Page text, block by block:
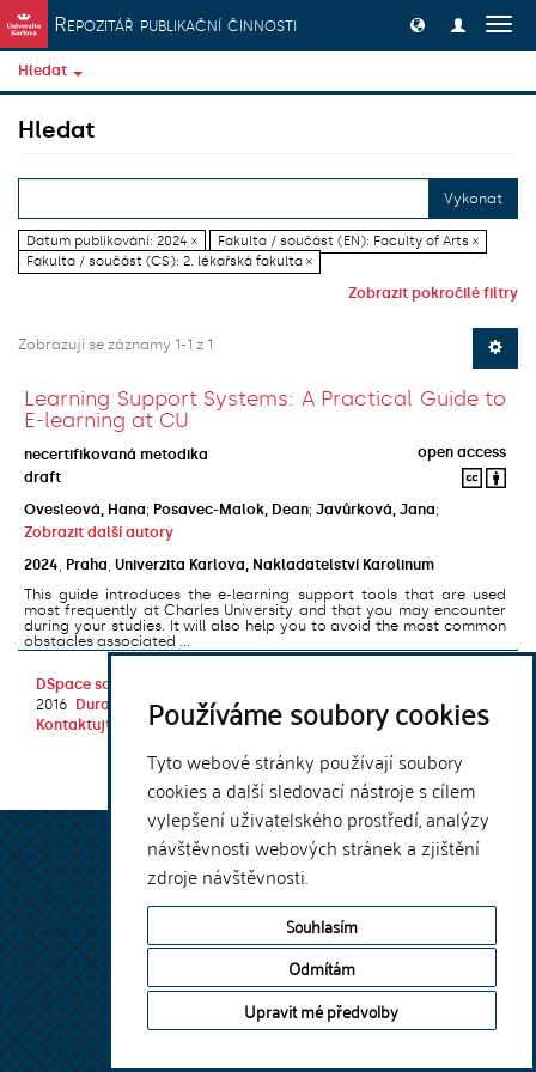
Používáme soubory cookies
Tyto webové stránky používají soubory
cookies a další sledovací nástroje s cílem
vylepšení uživatelského prostředí, analýzy
návštěvnosti webových stránek a zjištění
zdroje návštěvnosti.
Souhlasím
Odmítám
Upravit mé předvolby
Přeskočit na obsah
Repozitář publikační činnosti
Hledat
Hledat
Vykonat
Datum publikování: 2024 ×
Fakulta / součást (EN): Faculty of Arts ×
Fakulta / součást (CS): 2. lékařská fakulta ×
Zobrazit pokročilé filtry
Zobrazují se záznamy 1-1 z 1
Learning Support Systems: A Practical Guide to
E-learning at CU
necertifikovaná metodika
open access
draft
Ovesleová, Hana; Posavec-Malok, Dean; Javůrková, Jana;
Zobrazit další autory
2024
Praha Univerzita Karlova, Nakladatelství Karolinum
This guide introduces the e-learning support tools that are used
most frequently at Charles University and that you may encounter
during your studies. It will also help you to avoid the most common
obstacles associated ...
DSpace software
2016
DuraSpace
Kontaktujte nás | Vyjádření názoru